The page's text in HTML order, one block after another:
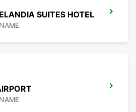
SUITES HOTEL